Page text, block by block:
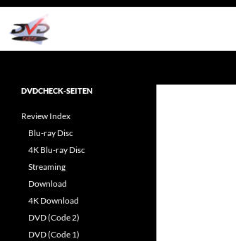
Zum
Inhalt
springen
Reviews rund ums Heimkino &
DVDCHECK-SEITEN
Review Index
Blu-ray Disc
4K Blu-ray Disc
Streaming
Download
4K Download
DVD (Code 2)
DVD (Code 1)